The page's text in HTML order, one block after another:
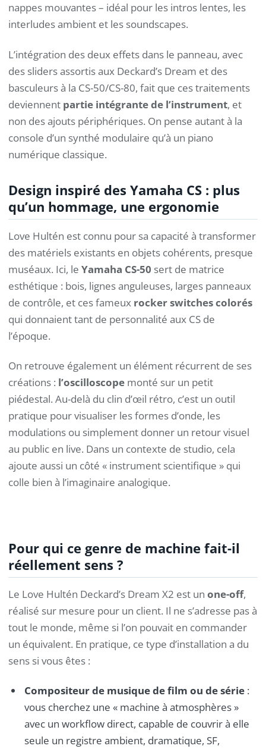
nappes mouvantes – idéal pour les intros lentes, les
interludes ambient et les soundscapes.
L’intégration des deux effets dans le panneau, avec
des sliders assortis aux Deckard’s Dream et des
basculeurs à la CS-50/CS-80, fait que ces traitements
deviennent partie intégrante de l’instrument, et
non des ajouts périphériques. On pense autant à la
console d’un synthé modulaire qu’à un piano
numérique classique.
Design inspiré des Yamaha CS : plus
qu’un hommage, une ergonomie
Love Hultén est connu pour sa capacité à transformer
des matériels existants en objets cohérents, presque
muséaux. Ici, le Yamaha CS-50 sert de matrice
esthétique : bois, lignes anguleuses, larges panneaux
de contrôle, et ces fameux rocker switches colorés
qui donnaient tant de personnalité aux CS de
l’époque.
On retrouve également un élément récurrent de ses
créations : l’oscilloscope monté sur un petit
piédestal. Au-delà du clin d’œil rétro, c’est un outil
pratique pour visualiser les formes d’onde, les
modulations ou simplement donner un retour visuel
au public en live. Dans un contexte de studio, cela
ajoute aussi un côté « instrument scientifique » qui
colle bien à l’imaginaire analogique.
Pour qui ce genre de machine fait-il
réellement sens ?
Le Love Hultén Deckard’s Dream X2 est un one-off,
réalisé sur mesure pour un client. Il ne s’adresse pas à
tout le monde, même si l’on pouvait en commander
un équivalent. En pratique, ce type d’installation a du
sens si vous êtes :
Compositeur de musique de film ou de série:
vous cherchez une « machine à atmosphères »
avec un workflow direct, capable de couvrir à elle
seule un registre ambient, dramatique, SF,